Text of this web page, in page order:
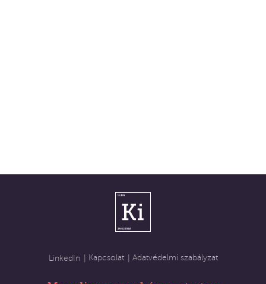
LinkedIn Kapcsolat Adatvédelmi szabályzat